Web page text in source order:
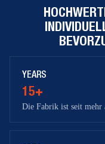
YEARS
15+
Die Fabrik ist seit mehr